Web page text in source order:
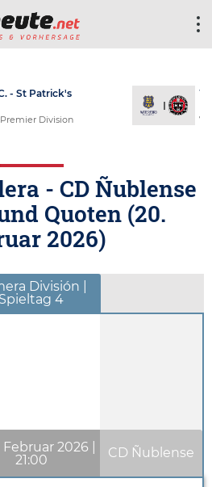
- St Patrick's
Division 7.
- CD Ñublense
Quoten (20.
2026)
División |
Spieltag 4
Februar 2026
21:00
CD Ñublense